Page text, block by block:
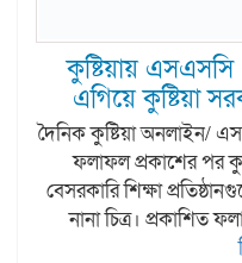
কুষ্টিয়ায়
এগিয়ে কুষ্টিয়া
দৈনিক কুষ্টিয়া অনলাইন/
ফলাফল প্রকাশের পর
বেসরকারি শিক্ষা
নানা চিত্র। প্রকাশিত